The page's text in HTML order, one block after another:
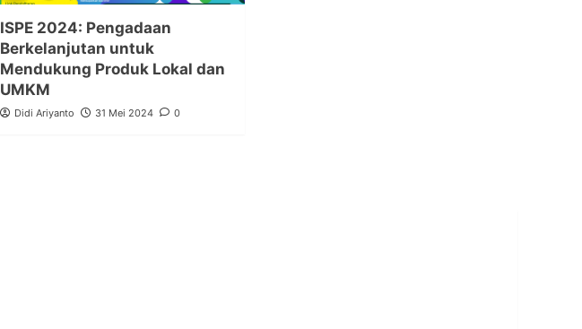
ISPE 2024: Pengadaan
Berkelanjutan untuk
Mendukung Produk Lokal dan
UMKM
Didi Ariyanto 31 Mei 2024 0